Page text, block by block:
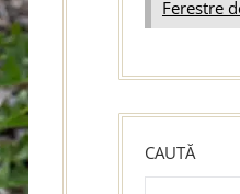
Ferestre
CAUTĂ